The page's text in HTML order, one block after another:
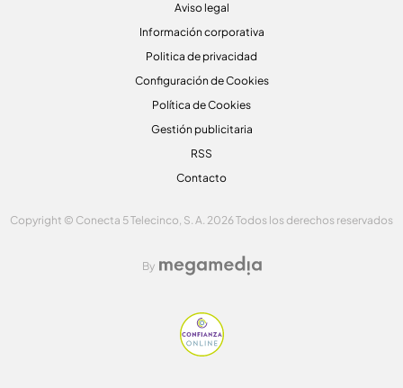
Aviso legal
Información corporativa
Politica de privacidad
Configuración de Cookies
Política de Cookies
Gestión publicitaria
RSS
Contacto
Copyright © Conecta 5 Telecinco, S. A. 2026 Todos los derechos reservados
By